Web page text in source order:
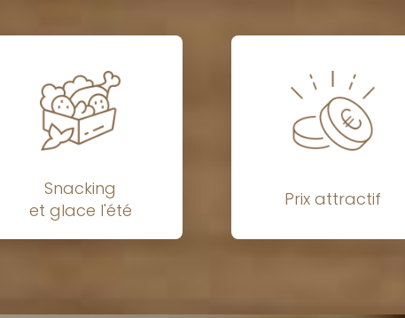
Snacking
et glace l'été
Prix attractif